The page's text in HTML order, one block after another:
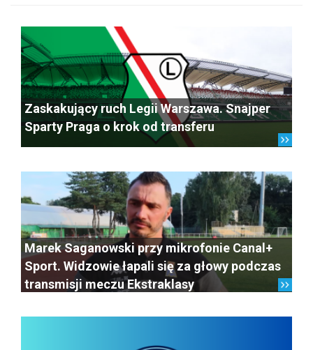
Zaskakujący ruch Legii Warszawa. Snajper
Sparty Praga o krok od transferu
Marek Saganowski przy mikrofonie Canal+
Sport. Widzowie łapali się za głowy podczas
transmisji meczu Ekstraklasy